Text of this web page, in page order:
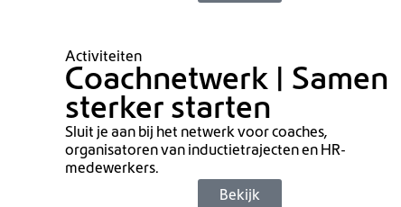
Activiteiten
Coachnetwerk | Samen
sterker starten
Sluit je aan bij het netwerk voor coaches,
organisatoren van inductietrajecten en HR-
medewerkers.
Bekijk